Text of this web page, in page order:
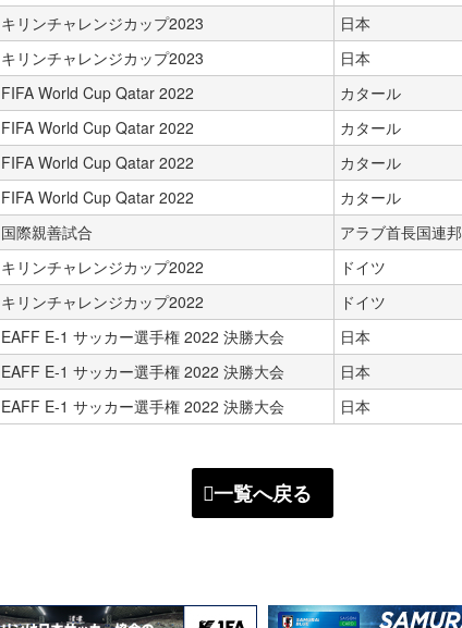
キリンチャレンジカップ2023 日本
キリンチャレンジカップ2023 日本
FIFA World Cup Qatar 2022 カタール
FIFA World Cup Qatar 2022 カタール
FIFA World Cup Qatar 2022 カタール
FIFA World Cup Qatar 2022 カタール
国際親善試合 アラブ首長国連邦
キリンチャレンジカップ2022 ドイツ
キリンチャレンジカップ2022 ドイツ
EAFF E-1 サッカー選手権 2022 決勝大会 日本
EAFF E-1 サッカー選手権 2022 決勝大会 日本
EAFF E-1 サッカー選手権 2022 決勝大会 日本
一覧へ戻る